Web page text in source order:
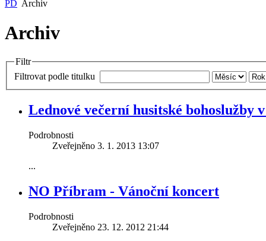
Dětský domov
Centrum
času Hláska
Domov na půl cesty
PD Archiv
Archiv
Filtr
Filtrovat podle titulku
Lednové večerní husitské bohoslužby
Podrobnosti
Zveřejněno 3. 1. 2013 13:07
...
NO Příbram - Vánoční koncert
Podrobnosti
Zveřejněno 23. 12. 2012 21:44